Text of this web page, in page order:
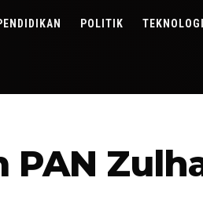
POLITIK TEKNOLOGI